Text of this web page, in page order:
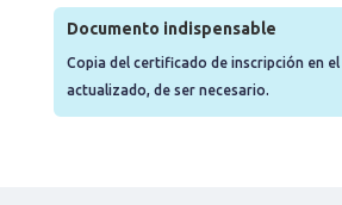
Documento indispensable
​Copia del certificado de inscripción en
actualizado, de ser necesario.